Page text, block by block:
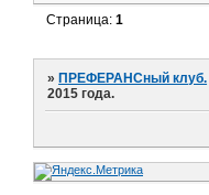
Страница:1
»ПРЕФЕРАНСный клуб.
2015 года.